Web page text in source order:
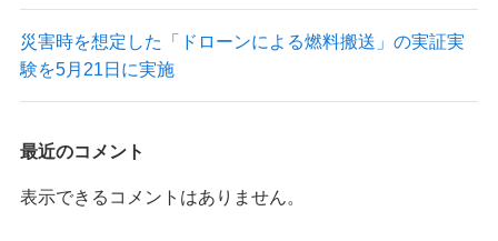
災害時を想定した「ドローンによる燃料搬送」の実証実
験を5月21日に実施
最近のコメント
表示できるコメントはありません。